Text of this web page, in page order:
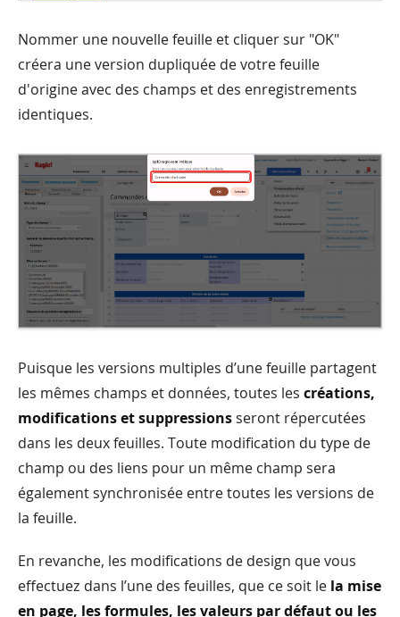
Nommer une nouvelle feuille et cliquer sur "OK"
créera une version dupliquée de votre feuille
d'origine avec des champs et des enregistrements
identiques.
Puisque les versions multiples d’une feuille partagent
les mêmes champs et données, toutes les créations,
modifications et suppressionsseront répercutées
dans les deux feuilles. Toute modification du type de
champ ou des liens pour un même champ sera
également synchronisée entre toutes les versions de
la feuille.
En revanche, les modifications de design que vous
effectuez dans l’une des feuilles, que ce soit le la mise
en page, les formules, les valeurs par défaut ou les